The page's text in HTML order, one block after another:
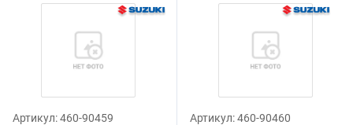
Артикул:460-90459 Артикул:460-90460